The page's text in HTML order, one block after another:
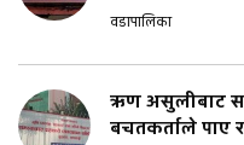
वडापालिका
ऋण असुलीबाट
बचतकर्ताले पाए